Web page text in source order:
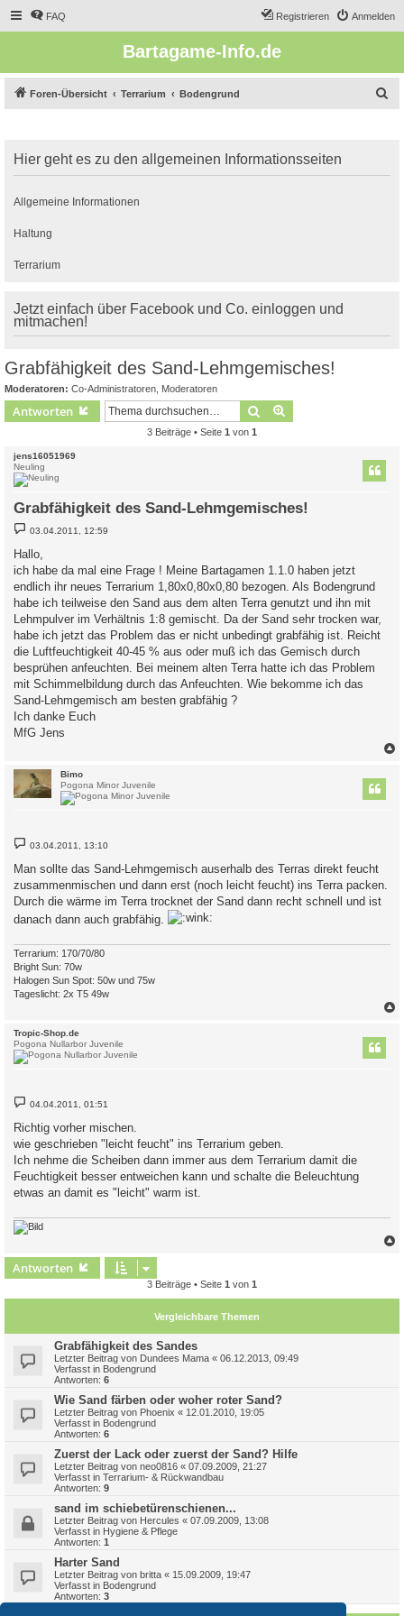
FAQ Anmelden
Registrieren
Bartagame-Info.de
Foren-Übersicht Terrarium Bodengrund
e
Hier geht es zu den allgemeinen Informationsseiten
Allgemeine Informationen
Haltung
Terrarium
Jetzt einfach über Facebook und Co. einloggen und
mitmachen!
Grabfähigkeit des Sand-Lehmgemisches!
Moderatoren: Co-Administratoren Moderatoren
Antworten Suche
3 Beiträge • Seite 1 von 1
jens16051969
Neuling
Grabfähigkeit des Sand-Lehmgemisches!
B
e
i
t
r
a
g
03.04.2011, 12:59
Hallo,
ich habe da mal eine Frage ! Meine Bartagamen 1.1.0 haben jetzt
endlich ihr neues Terrarium 1,80x0,80x0,80 bezogen. Als Bodengrund
habe ich teilweise den Sand aus dem alten Terra genutzt und ihn mit
Lehmpulver im Verhältnis 1:8 gemischt. Da der Sand sehr trocken war,
habe ich jetzt das Problem das er nicht unbedingt grabfähig ist. Reicht
die Luftfeuchtigkeit 40-45 % aus oder muß ich das Gemisch durch
besprühen anfeuchten. Bei meinem alten Terra hatte ich das Problem
mit Schimmelbildung durch das Anfeuchten. Wie bekomme ich das
Sand-Lehmgemisch am besten grabfähig ?
Ich danke Euch
MfG Jens
Bimo
Pogona Minor Juvenile
B
e
t
r
g
03.04.2011, 13:10
Man sollte das Sand-Lehmgemisch auserhalb des Terras direkt feucht
zusammenmischen und dann erst (noch leicht feucht) ins Terra packen.
Durch die wärme im Terra trocknet der Sand dann recht schnell und ist
danach dann auch grabfähig.
Terrarium: 170/70/80
Bright Sun: 70w
Halogen Sun Spot: 50w und 75w
Tageslicht: 2x T5 49w
Tropic-Shop.de
Pogona Nullarbor Juvenile
B
e
t
r
g
04.04.2011, 01:51
Richtig vorher mischen.
wie geschrieben "leicht feucht" ins Terrarium geben.
Ich nehme die Scheiben dann immer aus dem Terrarium damit die
Feuchtigkeit besser entweichen kann und schalte die Beleuchtung
etwas an damit es "leicht" warm ist.
Antworten
3 Beiträge • Seite 1 von 1
Vergleichbare Themen
Grabfähigkeit des Sandes
Letzter Beitrag von Dundees Mama « 06.12.2013, 09:49
Verfasst in Bodengrund
Antworten: 6
Wie Sand färben oder woher roter Sand?
Letzter Beitrag von Phoenix « 12.01.2010, 19:05
Verfasst in Bodengrund
Antworten: 6
Zuerst der Lack oder zuerst der Sand? Hilfe
Letzter Beitrag von neo0816 « 07.09.2009, 21:27
Verfasst in Terrarium- & Rückwandbau
Antworten: 9
sand im schiebetürenschienen...
Letzter Beitrag von Hercules « 07.09.2009, 13:08
Verfasst in Hygiene & Pflege
Antworten: 1
Harter Sand
Letzter Beitrag von britta « 15.09.2009, 19:47
Verfasst in Bodengrund
Antworten: 3